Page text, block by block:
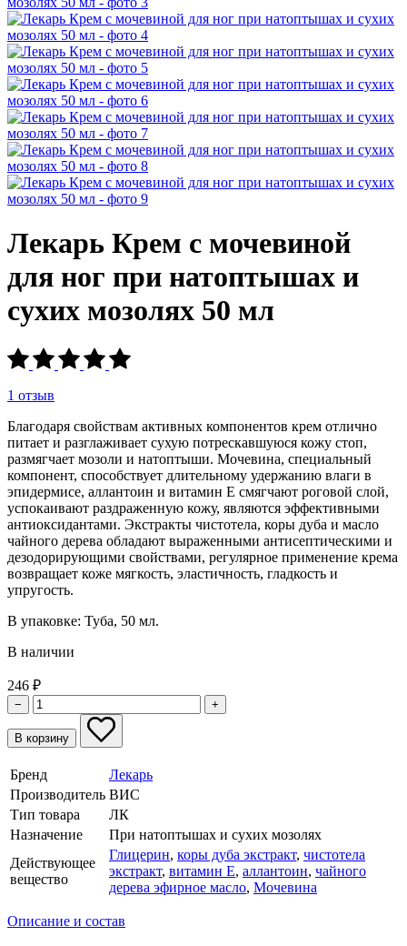
Лекарь Крем с мочевиной
для ног при натоптышах и
сухих мозолях 50 мл
1 отзыв
Благодаря свойствам активных компонентов крем отлично
питает и разглаживает сухую потрескавшуюся кожу стоп,
размягчает мозоли и натоптыши. Мочевина, специальный
компонент, способствует длительному удержанию влаги в
эпидермисе, аллантоин и витамин Е смягчают роговой слой,
успокаивают раздраженную кожу, являются эффективными
антиоксидантами. Экстракты чистотела, коры дуба и масло
чайного дерева обладают выраженными антисептическими и
дезодорирующими свойствами, регулярное применение крема
возвращает коже мягкость, эластичность, гладкость и
упругость.
В упаковке: Туба, 50 мл.
В наличии
246 ₽
− +
В корзину
Бренд
Лекарь
Производитель ВИС
Тип товара
ЛК
Назначение
При натоптышах и сухих мозолях
Действующее
вещество
Глицерин, коры дуба экстракт, чистотела
экстракт, витамин Е, аллантоин, чайного
дерева эфирное масло, Мочевина
Описание и состав